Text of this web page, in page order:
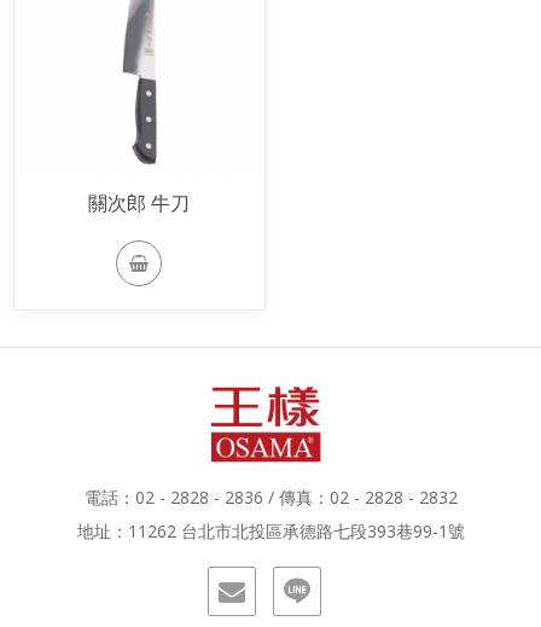
關次郎 牛刀
電話：02 - 2828 - 2836 / 傳真：02 - 2828 - 2832
地址：11262 台北市北投區承德路七段393巷99-1號